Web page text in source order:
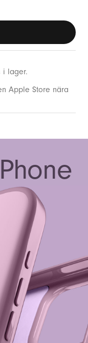
i lager.
Apple Store nära